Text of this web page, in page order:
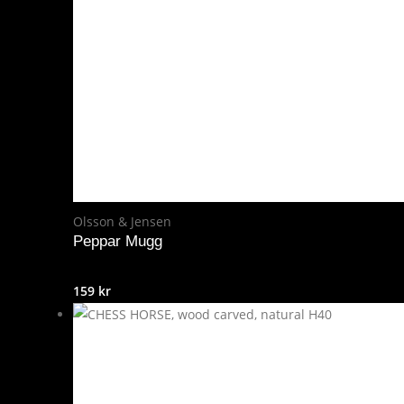
Olsson & Jensen
Peppar Mugg
159 kr